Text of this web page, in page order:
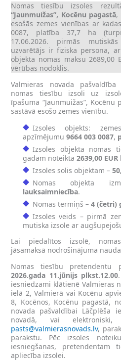
Nomas tiesību izsoles
“Jaunmuižas”, Kocēnu pagastā,
esošās zemes vienības ar
0087, platība 37,7 ha
17.06.2026. pirmās
uzvarētājs ir fiziska persona,
objekta nomas maksu 2689,00
vērtības nodoklis.
Valmieras novada
nomas tiesību izsoli uz
īpašuma “Jaunmuižas”, Kocēnu
sastāvā esošo zemes vienību.
Izsoles objekts:
apzīmējumu9664 003 0087,
Izsoles objekta nomas
gadam noteikta2639,00 EUR
Izsoles solis objektam –
Nomas objekta
lauksaimniecība.
Nomas termiņš – 4 (četri)
Izsoles veids – pirmā
mutiska izsole ar
Lai piedalītos izsolē,
jāsamaksā nodrošinājuma
Nomas tiesību pretendentu
2026.gada 11.jūnijs plkst.12.00
iesniedzami klātienē Valmieras
ielā 2, Valmierā vai Kocēnu
8, Kocēnos, Kocēnu pagastā,
novada pašvaldībai Lāčplēša
novadā, vai
pasts@valmierasnovads.lv,
parakstu. Pēc izsoles
iesniegšanas, pretendentam
apliecība izsolei.